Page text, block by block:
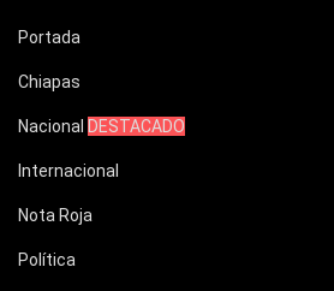
Portada
Chiapas
Nacional DESTACADO
Internacional
Nota Roja
Política